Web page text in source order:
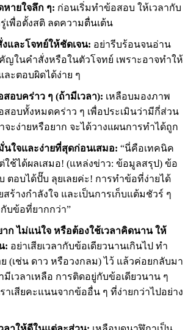
หายใจลึก ๆ: ก่อนเริ่มทำข้อสอบ ให้เวลากับ
เพื่อตั้งสติ ลดความตื่นเต้น
และโจทย์ให้ชัดเจน: อย่ารีบร้อนจนอ่าน
ญในคำสั่งหรือในตัวโจทย์ เพราะอาจทำให้
ะตอบผิดได้ง่าย ๆ
อบคร่าว ๆ (ถ้ามีเวลา): เหลือบมองภาพ
สอบทั้งหมดคร่าว ๆ เพื่อประเมินว่ามีกี่ส่วน
ะง่ายหรือยาก จะได้วางแผนการทำได้ถูก
นใจและง่ายที่สุดก่อนเสมอ: “นี่คือเทคนิค
ใช้ได้ผลเสมอ! (แหล่งข่าว: ข้อมูลสรุป) ข้อ
ตอบได้ปั๊บ ลุยเลยค่ะ! การทำข้อที่ง่ายได้
ร้างกำลังใจ และเป็นการเก็บแต้มชัวร์ ๆ
บข้อที่ยากกว่า”
ก ไม่แน่ใจ หรือต้องใช้เวลาคิดนาน ให้
: อย่าเสียเวลากับข้อเดียวนานเกินไป ทำ
(เช่น ดาว หรือวงกลม) ไว้ แล้วค่อยกลับมา
เวลาเหลือ การติดอยู่กับข้อเดียวนาน ๆ
าเสียคะแนนจากข้ออื่น ๆ ที่ง่ายกว่าไปอย่าง